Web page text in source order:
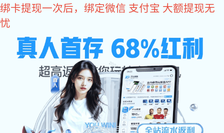
东升国际
网站东升国际
东升国际:关于东升
国际
东升国际:东升国际
资讯
东升国际:工程案例
东升国际:售后服务 联系东升国际